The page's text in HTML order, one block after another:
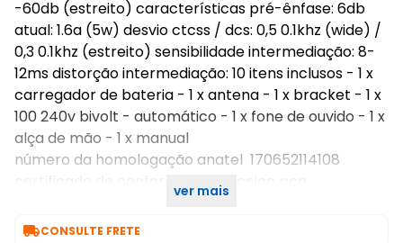
-60db (estreito) características pré-ênfase: 6db
atual: 1.6a (5w) desvio ctcss / dcs: 0,5 0.1khz (wide) /
0,3 0.1khz (estreito) sensibilidade intermediação: 8-
12ms distorção intermediação: 10 itens inclusos - 1 x
carregador de bateria - 1 x antena - 1 x bracket - 1 x
100 240v bivolt - automático - 1 x fone de ouvido - 1 x
alça de mão - 1 x manual
número da homologação anatel 170652114108
certificado de conformidade técnico pcn
ver mais
CONSULTE FRETE